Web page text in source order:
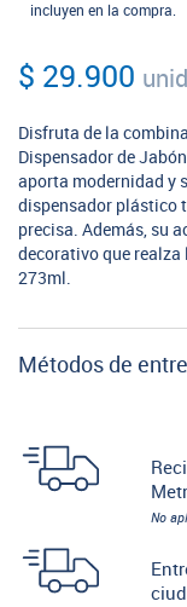
incluyen en la compra.
$ 29.900
Disfruta de la
Dispensador de
aporta modernidad y
dispensador plástico
precisa. Además, su
decorativo que realza
273ml.
Métodos de
No